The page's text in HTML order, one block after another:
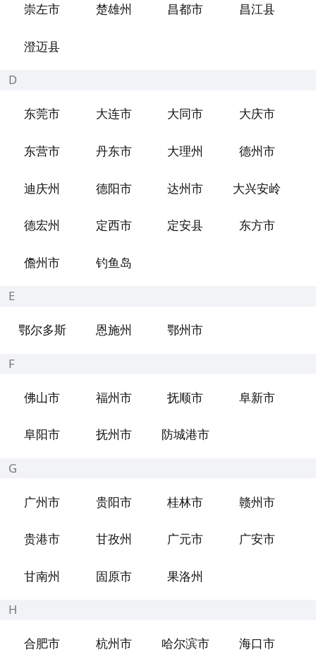
崇左市 楚雄州 昌都市 昌江县
澄迈县
D
东莞市 大连市 大同市 大庆市
东营市 丹东市 大理州 德州市
迪庆州 德阳市 达州市 大兴安岭
德宏州 定西市 定安县 东方市
儋州市 钓鱼岛
E
鄂尔多斯 恩施州 鄂州市
F
佛山市 福州市 抚顺市 阜新市
阜阳市 抚州市 防城港市
G
广州市 贵阳市 桂林市 赣州市
贵港市 甘孜州 广元市 广安市
甘南州 固原市 果洛州
H
合肥市 杭州市 哈尔滨市 海口市